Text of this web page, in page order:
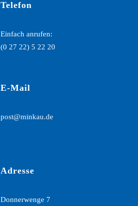
Telefon
Einfach anrufen:
(0 27 22) 5 22 20
E-Mail
post@minkau.de
Adresse
Donnerwenge 7